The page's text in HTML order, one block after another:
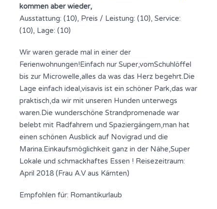
kommen aber wieder,
Ausstattung: (10), Preis / Leistung: (10), Service:
(10), Lage: (10)
Wir waren gerade mal in einer der
Ferienwohnungen!Einfach nur Super,vomSchuhlöffel
bis zur Microwelle,alles da was das Herz begehrt.Die
Lage einfach ideal,visavis ist ein schöner Park,das war
praktisch,da wir mit unseren Hunden unterwegs
waren.Die wunderschöne Strandpromenade war
belebt mit Radfahrern und Spaziergängern,man hat
einen schönen Ausblick auf Novigrad und die
Marina.Einkaufsmöglichkeit ganz in der Nähe,Super
Lokale und schmackhaftes Essen ! Reisezeitraum:
April 2018 (Frau A.V aus Kärnten)
Empfohlen für: Romantikurlaub